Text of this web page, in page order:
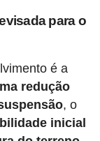
para o
é a
redução
, o
inicial